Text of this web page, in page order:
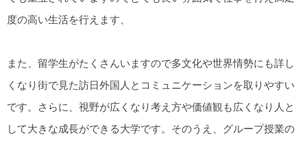
度の高い生活を行えます、
また、留学生がたくさんいますので多文化や世界情勢にも詳し
くなり街で見た訪日外国人とコミュニケーションを取りやすい
です。さらに、視野が広くなり考え方や価値観も広くなり人と
して大きな成長ができる大学です。そのうえ、グループ授業の